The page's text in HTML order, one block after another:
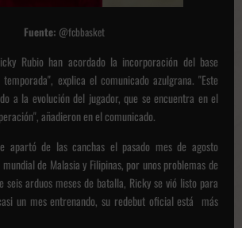
Fuente: @fcbbasket
Rubio han acordado la incorporación del base
explica el comunicado azulgrana. "Este
a la evolución del jugador, que se encuentra en el
añadieron en el comunicado.
apartó de las canchas el pasado mes de agosto
de Malasia y Filipinas, por unos problemas de
seis arduos meses de batalla, Ricky se vió listo para
un mes entrenando, su redebut oficial está más